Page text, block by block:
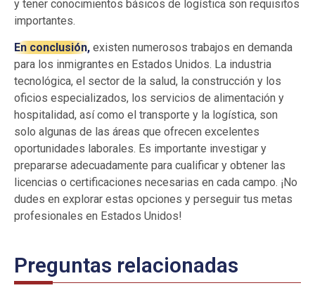
y tener conocimientos básicos de logística son requisitos
importantes.
En conclusión, existen numerosos trabajos en demanda
para los inmigrantes en Estados Unidos. La industria
tecnológica, el sector de la salud, la construcción y los
oficios especializados, los servicios de alimentación y
hospitalidad, así como el transporte y la logística, son
solo algunas de las áreas que ofrecen excelentes
oportunidades laborales. Es importante investigar y
prepararse adecuadamente para cualificar y obtener las
licencias o certificaciones necesarias en cada campo. ¡No
dudes en explorar estas opciones y perseguir tus metas
profesionales en Estados Unidos!
Preguntas relacionadas